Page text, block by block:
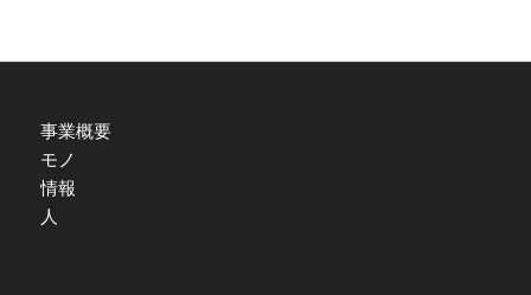
事業概要
モノ
情報
人